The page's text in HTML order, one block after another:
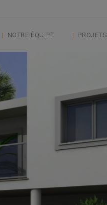
NOTRE ÉQUIPE PROJETS